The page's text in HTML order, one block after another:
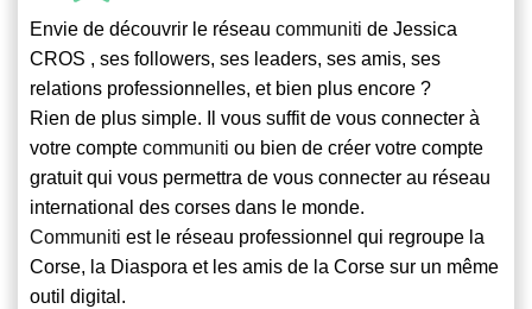
Envie de découvrir le réseau communiti de Jessica
CROS , ses followers, ses leaders, ses amis, ses
relations professionnelles, et bien plus encore ?
Rien de plus simple. Il vous suffit de vous connecter à
votre compte communiti ou bien de créer votre compte
gratuit qui vous permettra de vous connecter au réseau
international des corses dans le monde.
Communiti est le réseau professionnel qui regroupe la
Corse, la Diaspora et les amis de la Corse sur un même
outil digital.